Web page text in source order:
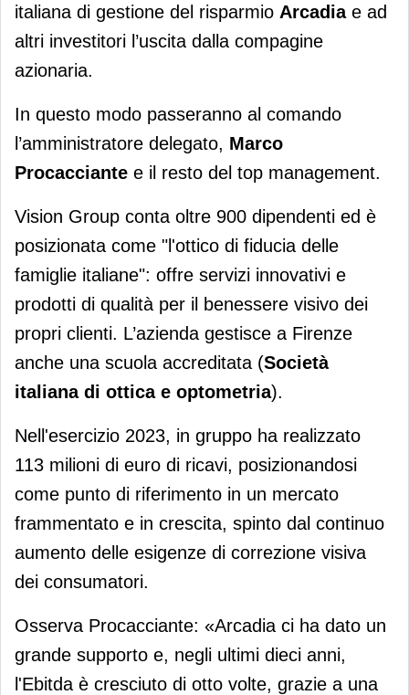
italiana di gestione del risparmio Arcadia e ad
altri investitori l’uscita dalla compagine
azionaria.
In questo modo passeranno al comando
l’amministratore delegato, Marco
Procacciante e il resto del top management.
Vision Group conta oltre 900 dipendenti ed è
posizionata come "l'ottico di fiducia delle
famiglie italiane": offre servizi innovativi e
prodotti di qualità per il benessere visivo dei
propri clienti. L’azienda gestisce a Firenze
anche una scuola accreditata (Società
italiana di ottica e optometria).
Nell'esercizio 2023, in gruppo ha realizzato
113 milioni di euro di ricavi, posizionandosi
come punto di riferimento in un mercato
frammentato e in crescita, spinto dal continuo
aumento delle esigenze di correzione visiva
dei consumatori.
Osserva Procacciante: «Arcadia ci ha dato un
grande supporto e, negli ultimi dieci anni,
l'Ebitda è cresciuto di otto volte, grazie a una